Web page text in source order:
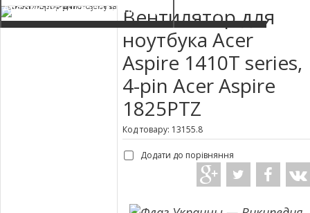
Автомобільні зарядні пристроїВентилятор для
ноутбука Acer
Aspire 1410T series,
4-pin Acer Aspire
1825PTZ
Код товару: 13155.8
Додати до порівняння